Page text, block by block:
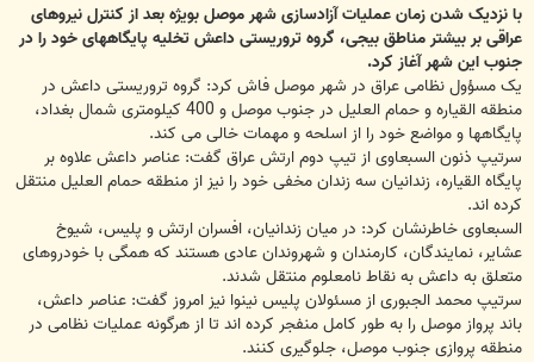
با نزدیک شدن زمان عملیات آزادسازی شهر موصل بویژه بعد از کنترل نیروهای
عراقی بر بیشتر مناطق بیجی، گروه تروریستی داعش تخلیه پایگاههای خود را در
جنوب این شهر آغاز کرد.
یک مسؤول نظامی عراق در شهر موصل فاش کرد: گروه تروریستی داعش در
منطقه القیاره و حمام العلیل در جنوب موصل و 400 کیلومتری شمال بغداد،
پایگاهها و مواضع خود را از اسلحه و مهمات خالی می کند.
سرتیپ ذنون السبعاوی از تیپ دوم ارتش عراق گفت: عناصر داعش علاوه بر
پایگاه القیاره، زندانیان سه زندان مخفی خود را نیز از منطقه حمام العلیل منتقل
کرده اند.
السبعاوی خاطرنشان کرد: در میان زندانیان، افسران ارتش و پلیس، شیوخ
عشایر، نمایندگان، کارمندان و شهروندان عادی هستند که همگی با خودروهای
متعلق به داعش به نقاط نامعلوم منتقل شدند.
سرتیپ محمد الجبوری از مسئولان پلیس نینوا نیز امروز گفت: عناصر داعش،
باند پرواز موصل را به طور کامل منفجر کرده اند تا از هرگونه عملیات نظامی در
منطقه پروازی جنوب موصل، جلوگیری کنند.